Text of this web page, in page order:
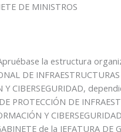
DE MINISTROS
la estructura
DE
Y CIBERSEGURIDAD,
PROTECCIÓN DE
Y
de la JEFATURA DE